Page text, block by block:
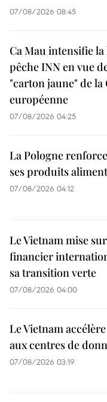
07/08/2026 08:45
Ca Mau intensifie
pêche INN en vue
"carton jaune" de
européenne
07/08/2026 04:25
La Pologne
ses produits
07/08/2026 04:12
Le Vietnam mise
financier
sa transition verte
07/08/2026 04:00
Le Vietnam
aux centres de
07/08/2026 03:19